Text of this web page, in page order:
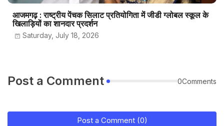
आजमगढ़ : राष्ट्रीय पेंचक सिलाट प्रतियोगिता में जीडी ग्लोबल स्कूल के
खिलाड़ियों का शानदार प्रदर्शन
Saturday, July 18, 2026
Post a Comment 0Comments
Post a Comment (0)